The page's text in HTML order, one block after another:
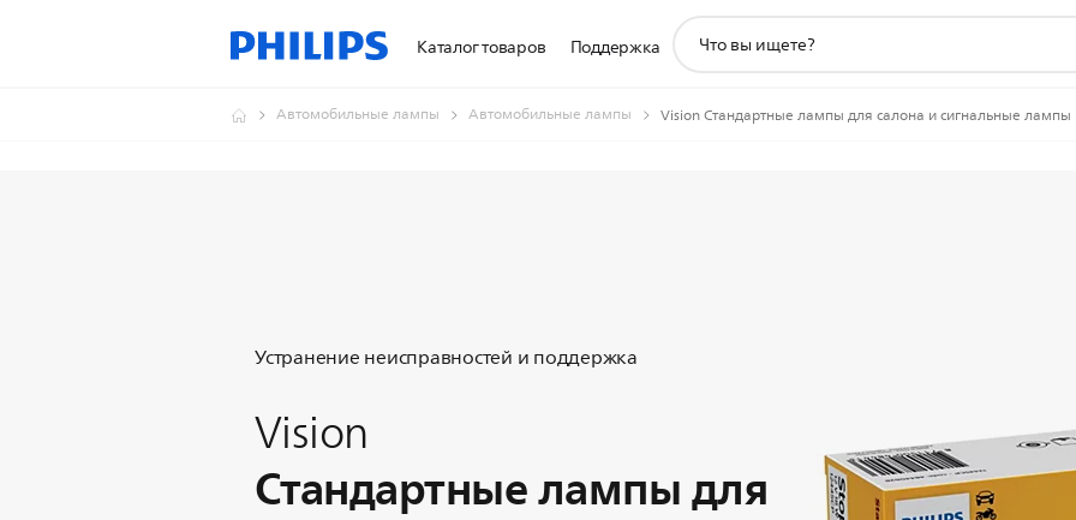
Каталог товаров Поддержка
поддержки
Автомобильные лампы Автомобильные лампы Vision Стандартные лампы для салона и сигнальные лампы
Устранение неисправностей и поддержка
Vision
Стандартные лампы для